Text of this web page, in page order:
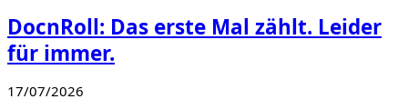
DocnRoll: Das erste Mal zählt. Leider
für immer.
17/07/2026